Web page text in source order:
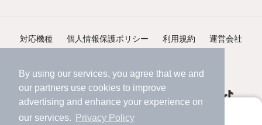
By using our services, you agree that we and
our partners use cookies to improve
advertising and enhance your experience on
our services.
Privacy Policy
アプリに切り替えて、サクサクお部屋探し
対応機種 個人情報保護ポリシー 利用規約 運営会社